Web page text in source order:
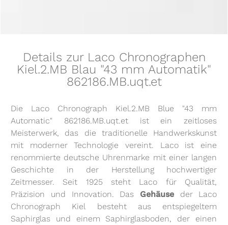
Details zur Laco Chronographen
Kiel.2.MB Blau "43 mm Automatik"
862186.MB.uqt.et
Die Laco Chronograph Kiel.2.MB Blue "43 mm
Automatic" 862186.MB.uqt.et ist ein zeitloses
Meisterwerk, das die traditionelle Handwerkskunst
mit moderner Technologie vereint. Laco ist eine
renommierte deutsche Uhrenmarke mit einer langen
Geschichte in der Herstellung hochwertiger
Zeitmesser. Seit 1925 steht Laco für Qualität,
Präzision und Innovation. Das Gehäuse der Laco
Chronograph Kiel besteht aus entspiegeltem
Saphirglas und einem Saphirglasboden, der einen